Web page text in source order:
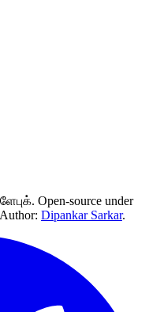
Open-source under
Dipankar Sarkar.